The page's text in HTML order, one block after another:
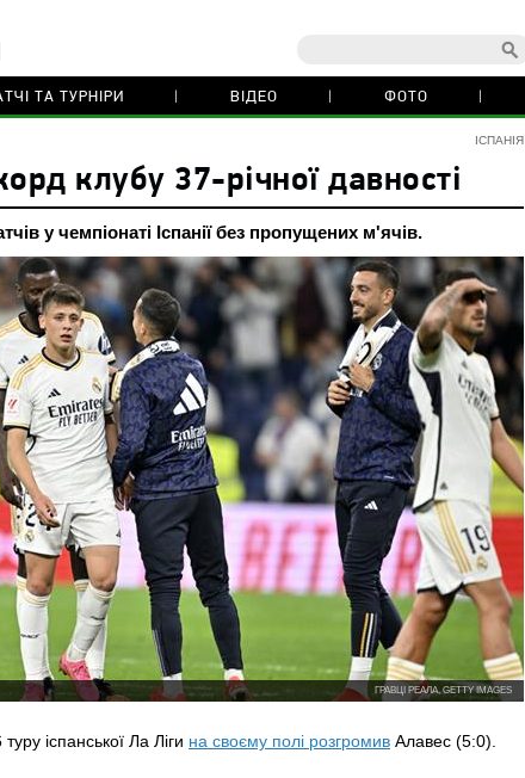
ТА ТУРНІРИ ВІДЕО ФОТО
ІСПАНІЯ
клубу 37-річної давності
у чемпіонаті Іспанії без пропущених м'ячів.
ГРАВЦІ РЕАЛА, GETTY IMAGES
іспанської Ла Ліги на своєму полі розгромив Алавес (5:0).